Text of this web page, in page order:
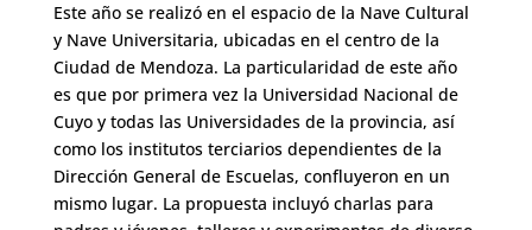
Este año se realizó en el espacio de la Nave Cultural
y Nave Universitaria, ubicadas en el centro de la
Ciudad de Mendoza. La particularidad de este año
es que por primera vez la Universidad Nacional de
Cuyo y todas las Universidades de la provincia, así
como los institutos terciarios dependientes de la
Dirección General de Escuelas, confluyeron en un
mismo lugar. La propuesta incluyó charlas para